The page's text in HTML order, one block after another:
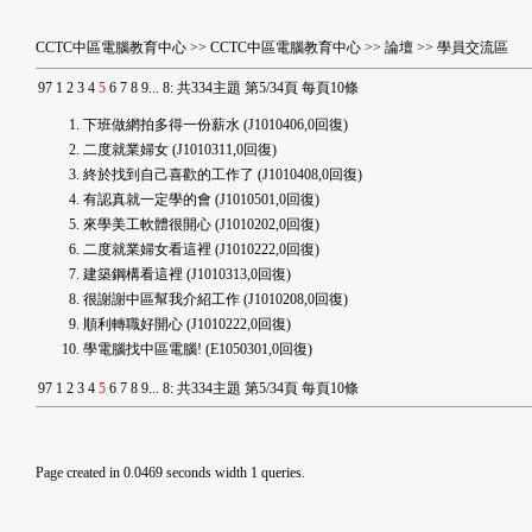
CCTC中區電腦教育中心 >> CCTC中區電腦教育中心 >> 論壇 >> 學員交流區
97 1 2 3 4 5 6 7 8 9... 8: 共334主題 第5/34頁 每頁10條
下班做網拍多得一份薪水 (J1010406,0回復)
二度就業婦女 (J1010311,0回復)
終於找到自己喜歡的工作了 (J1010408,0回復)
有認真就一定學的會 (J1010501,0回復)
來學美工軟體很開心 (J1010202,0回復)
二度就業婦女看這裡 (J1010222,0回復)
建築鋼構看這裡 (J1010313,0回復)
很謝謝中區幫我介紹工作 (J1010208,0回復)
順利轉職好開心 (J1010222,0回復)
學電腦找中區電腦! (E1050301,0回復)
97 1 2 3 4 5 6 7 8 9... 8: 共334主題 第5/34頁 每頁10條
Page created in 0.0469 seconds width 1 queries.